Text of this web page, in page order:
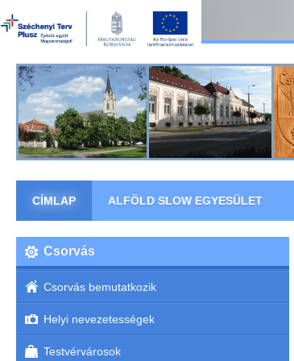
CÍMLAP ALFÖLD SLOW EGYESÜLET
Csorvás
Csorvás bemutatkozik
Helyi nevezetességek
Testvérvárosok